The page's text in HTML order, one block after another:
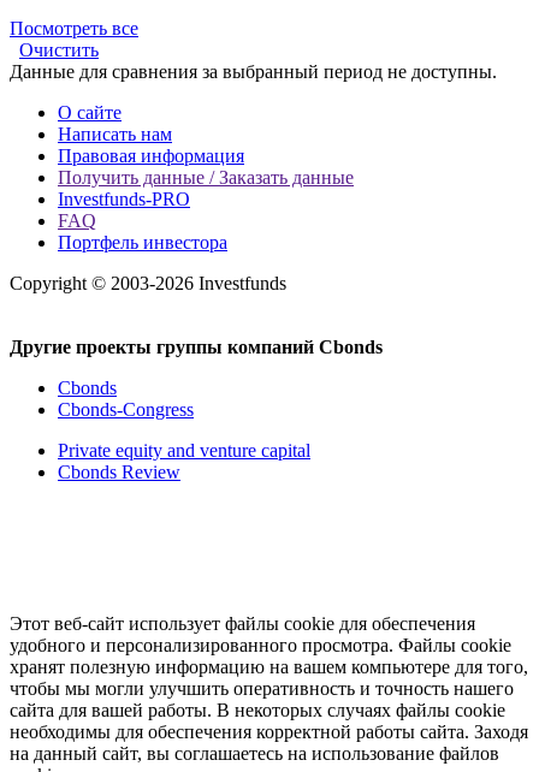
Посмотреть все
Очистить
Данные для сравнения за выбранный период не доступны.
О сайте
Написать нам
Правовая информация
Получить данные / Заказать данные
Investfunds-PRO
FAQ
Портфель инвестора
Copyright © 2003-2026 Investfunds
Другие проекты группы компаний Cbonds
Cbonds
Cbonds-Congress
Private equity and venture capital
Cbonds Review
Этот веб-сайт использует файлы cookie для обеспечения
удобного и персонализированного просмотра. Файлы cookie
хранят полезную информацию на вашем компьютере для того,
чтобы мы могли улучшить оперативность и точность нашего
сайта для вашей работы. В некоторых случаях файлы cookie
необходимы для обеспечения корректной работы сайта. Заходя
на данный сайт, вы соглашаетесь на использование файлов